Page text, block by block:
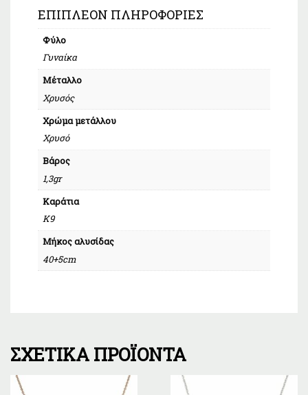
ΕΠΙΠΛΈΟΝ ΠΛΗΡΟΦΟΡΊΕΣ
Φύλο
Γυναίκα
Μέταλλο
Χρυσός
Χρώμα μετάλλου
Χρυσό
Βάρος
1,3gr
Καράτια
Κ9
Μήκος αλυσίδας
40+5cm
ΣΧΕΤΙΚΆ ΠΡΟΪΌΝΤΑ